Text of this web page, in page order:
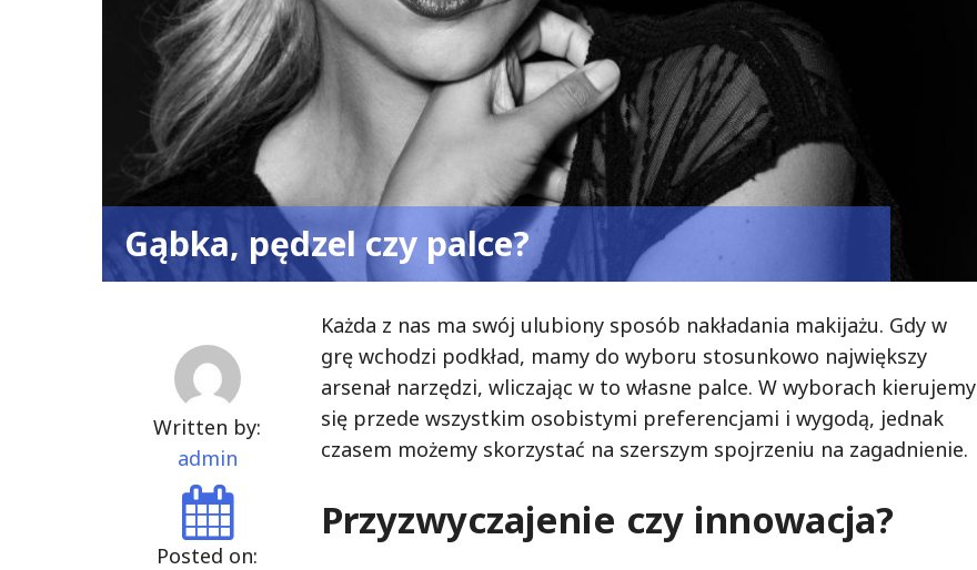
Gąbka, pędzel czy palce?
Written by:
admin
Posted on:
Każda z nas ma swój ulubiony sposób nakładania makijażu. Gdy w
grę wchodzi podkład, mamy do wyboru stosunkowo największy
arsenał narzędzi, wliczając w to własne palce. W wyborach kierujemy
się przede wszystkim osobistymi preferencjami i wygodą, jednak
czasem możemy skorzystać na szerszym spojrzeniu na zagadnienie.
Przyzwyczajenie czy innowacja?